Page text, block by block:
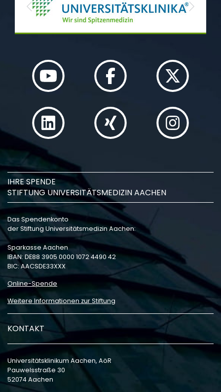
Previous Next
IHRE SPENDE
STIFTUNG UNIVERSITÄTSMEDIZIN AACHEN
Das Spendenkonto
der Stiftung Universitätsmedizin Aachen:
Sparkasse Aachen
IBAN: DE88 3905 0000 1072 4490 42
BIC: AACSDE33XXX
Online-Spende
Weitere Informationen zur Stiftung
KONTAKT
Universitätsklinikum Aachen, AöR
Pauwelsstraße 30
52074 Aachen